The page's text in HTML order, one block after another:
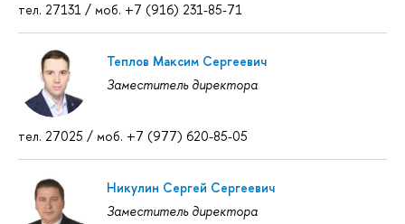
тел. 27131 / моб. +7 (916) 231-85-71
Теплов Максим Сергеевич
Заместитель директора
тел. 27025 / моб. +7 (977) 620-85-05
Никулин Сергей Сергеевич
Заместитель директора